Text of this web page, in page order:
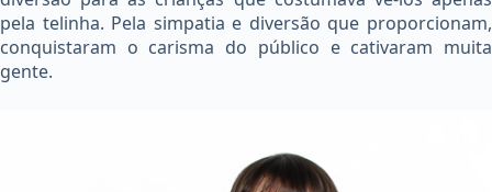
pela telinha. Pela simpatia e diversão que proporcionam,
conquistaram o carisma do público e cativaram muita
gente.